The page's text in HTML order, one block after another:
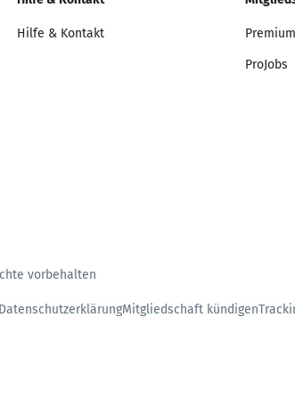
Hilfe & Kontakt Premium
ProJobs
vorbehalten
DatenschutzerklärungMitgliedschaft kündigen